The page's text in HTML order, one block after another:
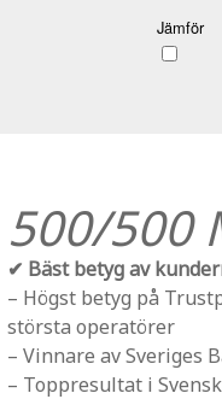
Jämför
500/500
✔ Bäst betyg av
– Högst betyg på
största operatörer
– Vinnare av Sveriges
– Toppresultat i